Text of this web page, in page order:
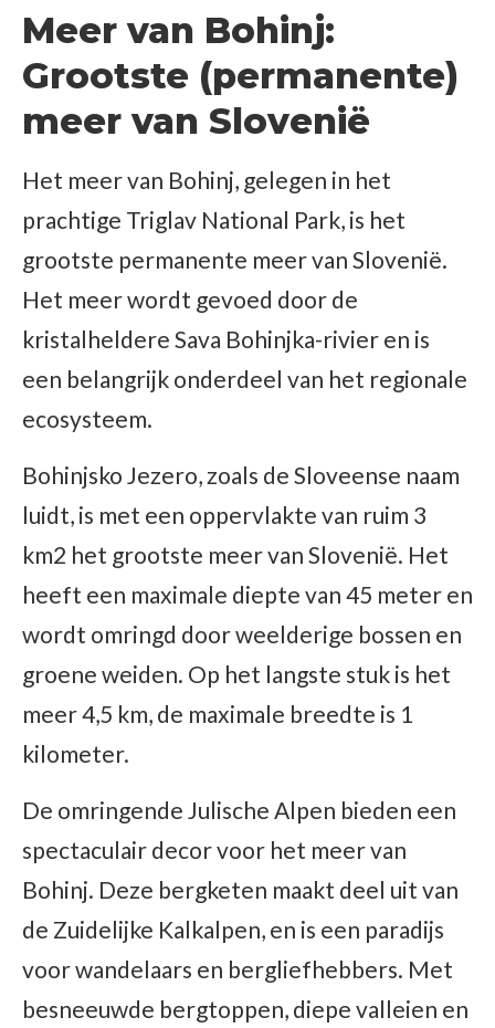
Meer van Bohinj:
Grootste (permanente)
meer van Slovenië
Het meer van Bohinj, gelegen in het
prachtige Triglav National Park, is het
grootste permanente meer van Slovenië.
Het meer wordt gevoed door de
kristalheldere Sava Bohinjka-rivier en is
een belangrijk onderdeel van het regionale
ecosysteem.
Bohinjsko Jezero, zoals de Sloveense naam
luidt, is met een oppervlakte van ruim 3
km2 het grootste meer van Slovenië. Het
heeft een maximale diepte van 45 meter en
wordt omringd door weelderige bossen en
groene weiden. Op het langste stuk is het
meer 4,5 km, de maximale breedte is 1
kilometer.
De omringende Julische Alpen bieden een
spectaculair decor voor het meer van
Bohinj. Deze bergketen maakt deel uit van
de Zuidelijke Kalkalpen, en is een paradijs
voor wandelaars en bergliefhebbers. Met
besneeuwde bergtoppen, diepe valleien en